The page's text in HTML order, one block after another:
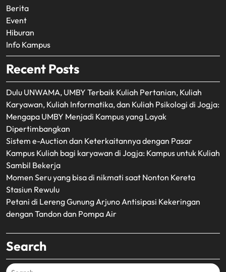
Berita
Event
Hiburan
Info Kampus
Recent Posts
Dulu UNWAMA, UMBY Terbaik Kuliah Pertanian, Kuliah
Karyawan, Kuliah Informatika, dan Kuliah Psikologi di Jogja:
Mengapa UMBY Menjadi Kampus yang Layak
Dipertimbangkan
Sistem e-Auction dan Keterkaitannya dengan Pasar
Kampus Kuliah bagi karyawan di Jogja: Kampus untuk Kuliah
Sambil Bekerja
Momen Seru yang bisa di nikmati saat Nonton Kereta
Stasiun Rewulu
Petani di Lereng Gunung Arjuno Antisipasi Kekeringan
dengan Tandon dan Pompa Air
Search